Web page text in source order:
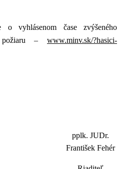
o vyhlásenom čase zvýšeného
požiaru – www.minv.sk/?hasici-
pplk. JUDr.
František Fehér